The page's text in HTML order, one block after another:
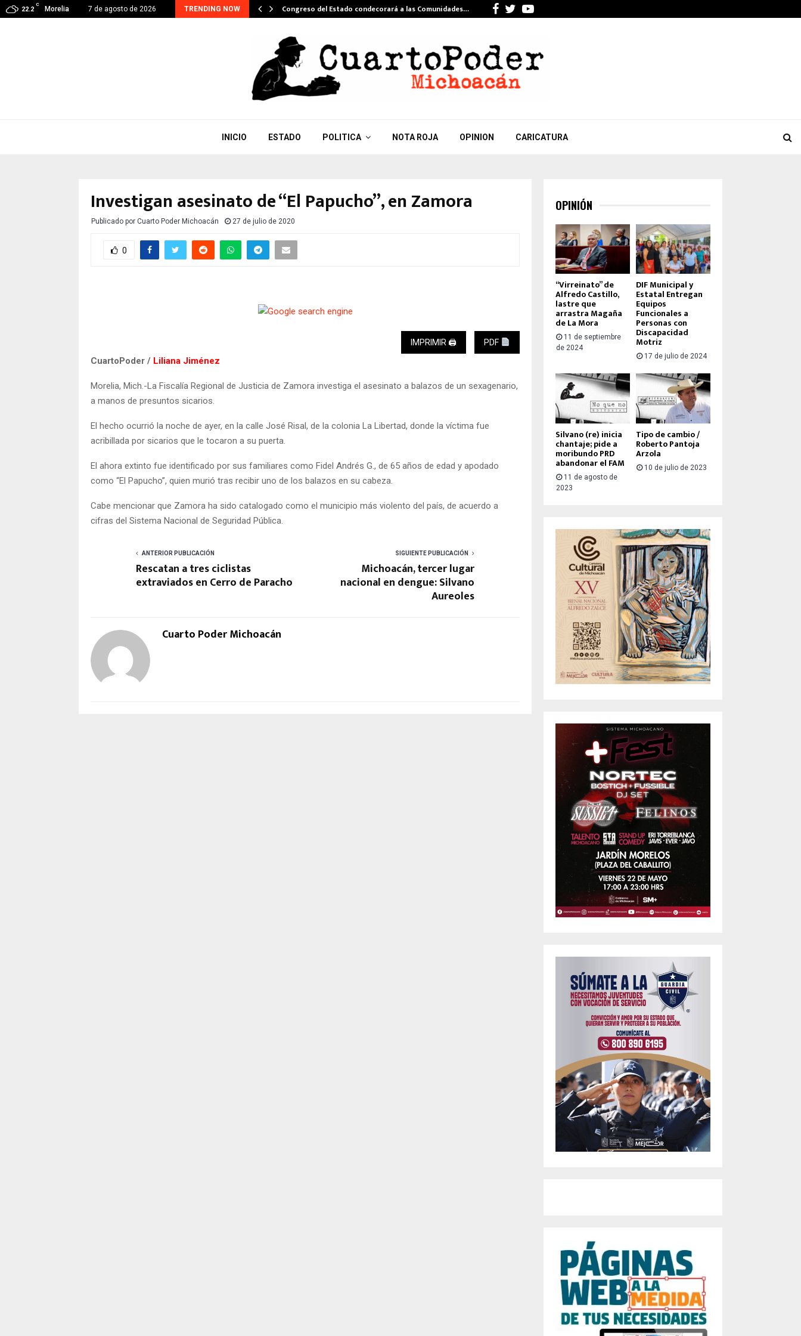
22.2
C
Morelia 7 de agosto de 2026 TRENDING NOW
CONTINUA, EJE PRIORITARIO EN GESTIÓN DE… Congreso del Estado condecorará a las Comunidades… Facebook
TwitterYoutube
INICIO ESTADO POLITICA NOTA ROJA OPINION CARICATURA
Investigan asesinato de “El Papucho”, en Zamora
Publicado por Cuarto Poder Michoacán 27 de julio de 2020
0
IMPRIMIR 🖨 PDF
CuartoPoder / Liliana Jiménez
Morelia, Mich.-La Fiscalía Regional de Justicia de Zamora investiga el asesinato a balazos de un sexagenario,
a manos de presuntos sicarios.
El hecho ocurrió la noche de ayer, en la calle José Risal, de la colonia La Libertad, donde la víctima fue
acribillada por sicarios que le tocaron a su puerta.
El ahora extinto fue identificado por sus familiares como Fidel Andrés G., de 65 años de edad y apodado
como “El Papucho”, quien murió tras recibir uno de los balazos en su cabeza.
Cabe mencionar que Zamora ha sido catalogado como el municipio más violento del país, de acuerdo a
cifras del Sistema Nacional de Seguridad Pública.
ANTERIOR PUBLICACIÓN
Rescatan a tres ciclistas
extraviados en Cerro de Paracho
SIGUIENTE PUBLICACIÓN
Michoacán, tercer lugar
nacional en dengue: Silvano
Aureoles
Cuarto Poder Michoacán
OPINIÓN
“Virreinato” de
Alfredo Castillo,
lastre que
arrastra Magaña
de La Mora
11 de septiembre
de 2024
DIF Municipal y
Estatal Entregan
Equipos
Funcionales a
Personas con
Discapacidad
Motriz
17 de julio de 2024
Silvano (re) inicia
chantaje; pide a
moribundo PRD
abandonar el FAM
11 de agosto de
2023
Tipo de cambio /
Roberto Pantoja
Arzola
10 de julio de 2023